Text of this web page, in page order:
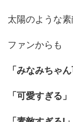
太陽のような
ファンからも
「みなみちゃん
「可愛すぎる」